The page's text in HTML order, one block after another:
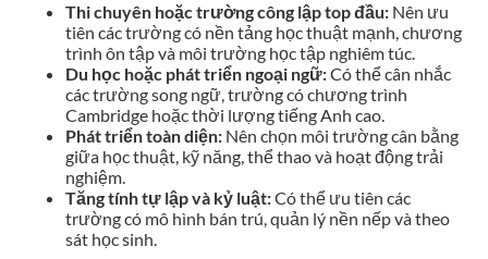
Thi chuyên hoặc trường công lập top đầu: Nên ưu
tiên các trường có nền tảng học thuật mạnh, chương
trình ôn tập và môi trường học tập nghiêm túc.
Du học hoặc phát triển ngoại ngữ:Có thể cân nhắc
các trường song ngữ, trường có chương trình
Cambridge hoặc thời lượng tiếng Anh cao.
Phát triển toàn diện: Nên chọn môi trường cân bằng
giữa học thuật, kỹ năng, thể thao và hoạt động trải
nghiệm.
Tăng tính tự lập và kỷ luật:Có thể ưu tiên các
trường có mô hình bán trú, quản lý nền nếp và theo
sát học sinh.